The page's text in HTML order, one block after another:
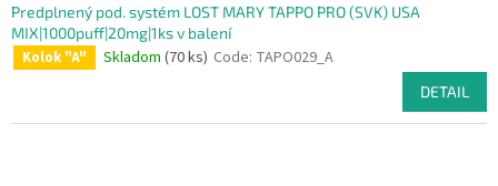
Predplnený pod. systém LOST MARY TAPPO PRO (SVK) USA
MIX|1000puff|20mg|1ks v balení
Kolok "A" Skladom (70 ks) Code: TAPO029_A
DETAIL